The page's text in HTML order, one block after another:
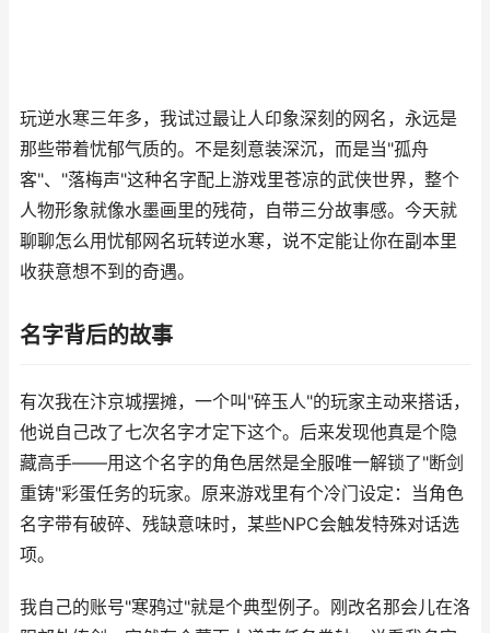
玩逆水寒三年多，我试过最让人印象深刻的网名，永远是
那些带着忧郁气质的。不是刻意装深沉，而是当"孤舟
客"、"落梅声"这种名字配上游戏里苍凉的武侠世界，整个
人物形象就像水墨画里的残荷，自带三分故事感。今天就
聊聊怎么用忧郁网名玩转逆水寒，说不定能让你在副本里
收获意想不到的奇遇。
名字背后的故事
有次我在汴京城摆摊，一个叫"碎玉人"的玩家主动来搭话，
他说自己改了七次名字才定下这个。后来发现他真是个隐
藏高手——用这个名字的角色居然是全服唯一解锁了"断剑
重铸"彩蛋任务的玩家。原来游戏里有个冷门设定：当角色
名字带有破碎、残缺意味时，某些NPC会触发特殊对话选
项。
我自己的账号"寒鸦过"就是个典型例子。刚改名那会儿在洛